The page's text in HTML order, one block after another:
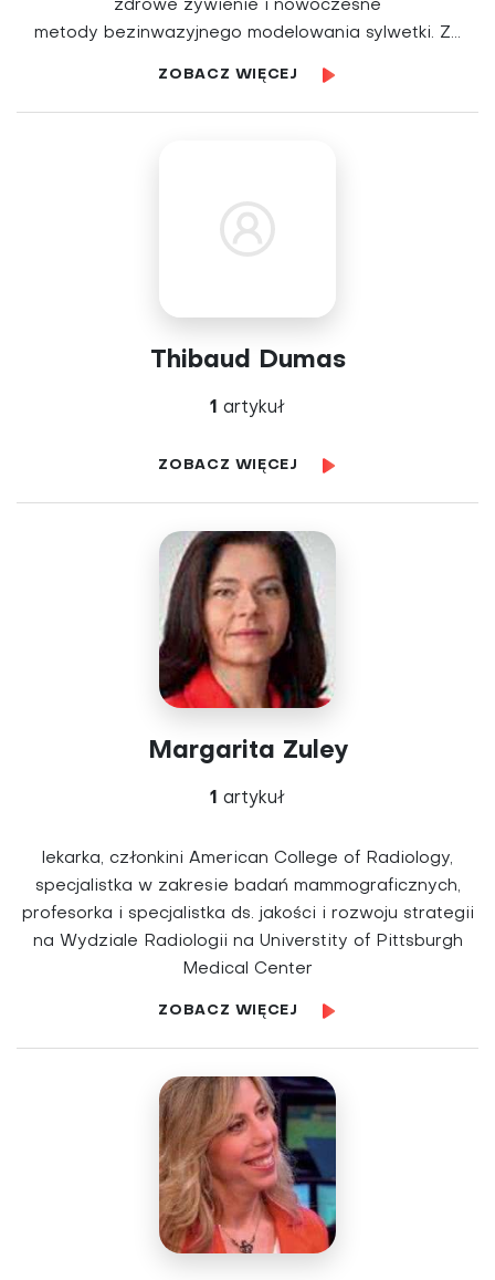
zdrowe żywienie i nowoczesne
metody bezinwazyjnego modelowania sylwetki. Z...
ZOBACZ WIĘCEJ
Thibaud Dumas
1 artykuł
ZOBACZ WIĘCEJ
Margarita Zuley
1 artykuł
lekarka, członkini American College of Radiology,
specjalistka w zakresie badań mammograficznych,
profesorka i specjalistka ds. jakości i rozwoju strategii
na Wydziale Radiologii na Universtity of Pittsburgh
Medical Center
ZOBACZ WIĘCEJ